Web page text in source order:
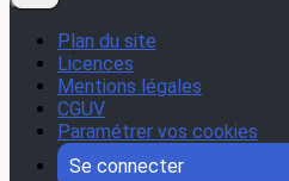
Plan du site
Licences
Mentions légales
CGUV
Paramétrer vos cookies
Se connecter